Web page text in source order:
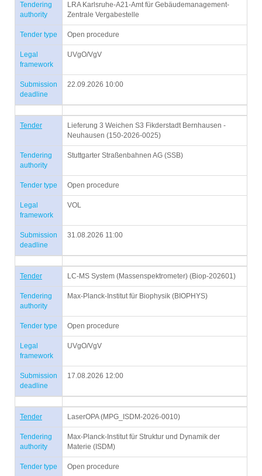
Tendering
authority
LRA Karlsruhe-A21-Amt für Gebäudemanagement-
Zentrale Vergabestelle
Tender type Open procedure
Legal
framework
UVgO/VgV
Submission
deadline
22.09.2026 10:00
Tender
Lieferung 3 Weichen S3 Fikderstadt Bernhausen -
Neuhausen (150-2026-0025)
Tendering
authority
Stuttgarter Straßenbahnen AG (SSB)
Tender type Open procedure
Legal
framework
VOL
Submission
deadline
31.08.2026 11:00
Tender LC-MS System (Massenspektrometer) (Biop-202601)
Tendering
authority
Max-Planck-Institut für Biophysik (BIOPHYS)
Tender type Open procedure
Legal
framework
UVgO/VgV
Submission
deadline
17.08.2026 12:00
Tender LaserOPA (MPG_ISDM-2026-0010)
Tendering
authority
Max-Planck-Institut für Struktur und Dynamik der
Materie (ISDM)
Tender type Open procedure